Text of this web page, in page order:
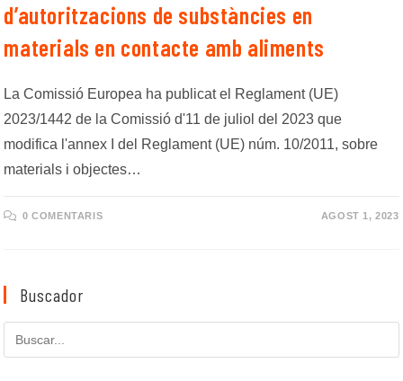
d’autoritzacions de substàncies en
materials en contacte amb aliments
La Comissió Europea ha publicat el Reglament (UE)
2023/1442 de la Comissió d'11 de juliol del 2023 que
modifica l'annex I del Reglament (UE) núm. 10/2011, sobre
materials i objectes…
0 COMENTARIS AGOST 1, 2023
Buscador
Cerca
en